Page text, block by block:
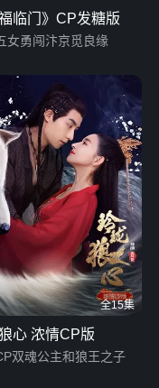
福临门》CP发糖版
女勇闯汴京觅良缘
全15集
心 浓情CP版
双魂公主和狼王之子